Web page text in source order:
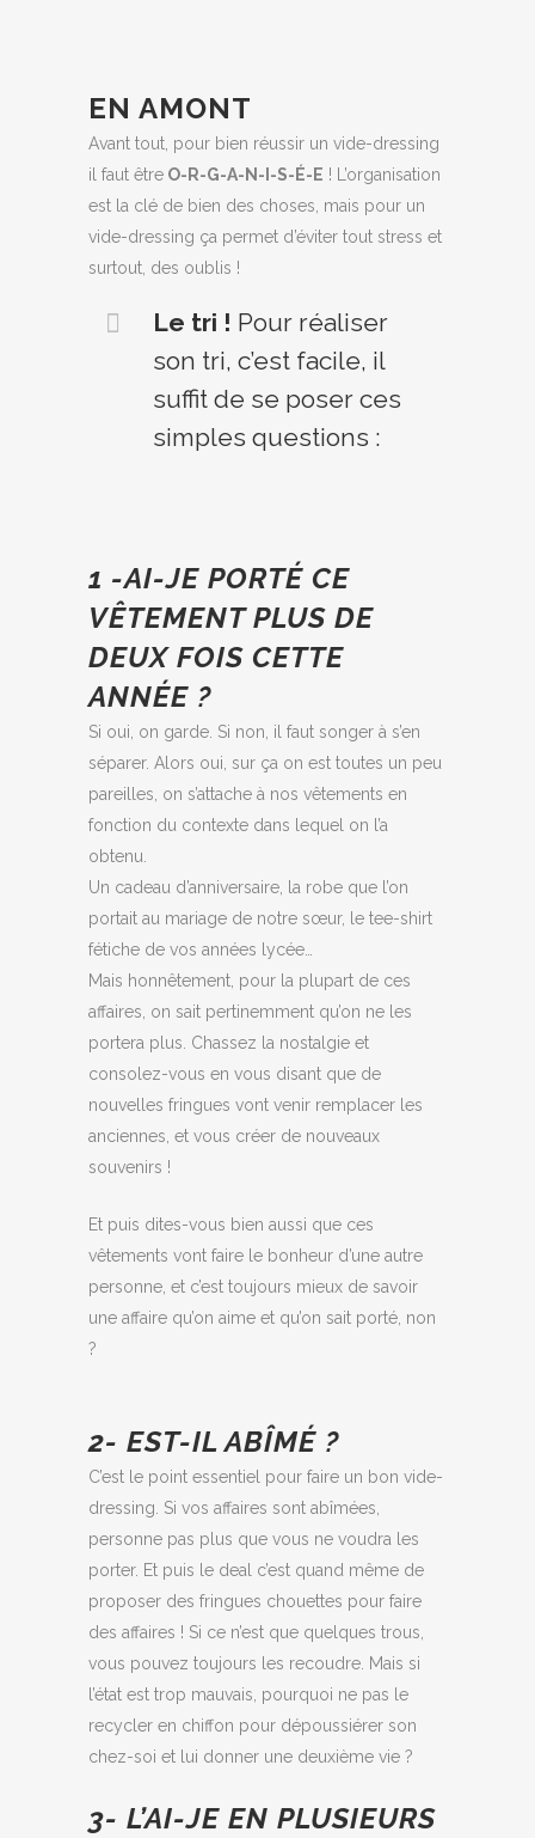
EN AMONT
Avant tout, pour bien réussir un vide-dressing
il faut être O-R-G-A-N-I-S-É-E ! L’organisation
est la clé de bien des choses, mais pour un
vide-dressing ça permet d’éviter tout stress et
surtout, des oublis !
Le tri ! Pour réaliser
son tri, c’est facile, il
suffit de se poser ces
simples questions :
1 -AI-JE PORTÉ CE
VÊTEMENT PLUS DE
DEUX FOIS CETTE
ANNÉE ?
Si oui, on garde. Si non, il faut songer à s’en
séparer. Alors oui, sur ça on est toutes un peu
pareilles, on s’attache à nos vêtements en
fonction du contexte dans lequel on l’a
obtenu.
Un cadeau d’anniversaire, la robe que l’on
portait au mariage de notre sœur, le tee-shirt
fétiche de vos années lycée…
Mais honnêtement, pour la plupart de ces
affaires, on sait pertinemment qu’on ne les
portera plus. Chassez la nostalgie et
consolez-vous en vous disant que de
nouvelles fringues vont venir remplacer les
anciennes, et vous créer de nouveaux
souvenirs !
Et puis dites-vous bien aussi que ces
vêtements vont faire le bonheur d’une autre
personne, et c’est toujours mieux de savoir
une affaire qu’on aime et qu’on sait porté, non
?
2- EST-IL ABÎMÉ ?
C’est le point essentiel pour faire un bon vide-
dressing. Si vos affaires sont abîmées,
personne pas plus que vous ne voudra les
porter. Et puis le deal c’est quand même de
proposer des fringues chouettes pour faire
des affaires ! Si ce n’est que quelques trous,
vous pouvez toujours les recoudre. Mais si
l’état est trop mauvais, pourquoi ne pas le
recycler en chiffon pour dépoussiérer son
chez-soi et lui donner une deuxième vie ?
3- L’AI-JE EN PLUSIEURS